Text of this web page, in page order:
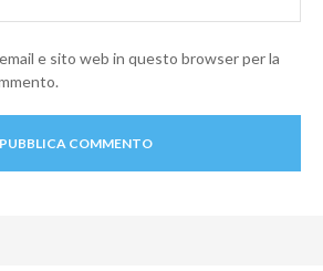
e sito web in questo browser per la